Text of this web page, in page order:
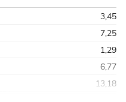
3,45
7,25
1,29
6,77
13,18